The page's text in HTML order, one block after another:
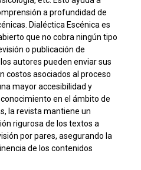
a profundidad de
Dialéctica Escénica es
que no cobra ningún tipo
o publicación de
autores pueden enviar sus
costos asociados al proceso
mayor accesibilidad y
en el ámbito de
la revista mantiene un
rigurosa de los textos a
por pares, asegurando la
de los contenidos